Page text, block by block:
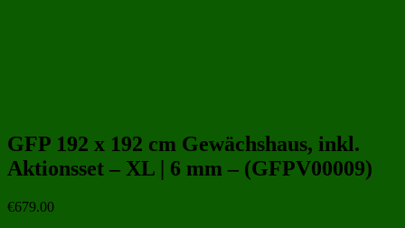
GFP 192 x 192 cm Gewächshaus, inkl.
Aktionsset – XL | 6 mm – (GFPV00009)
€679.00